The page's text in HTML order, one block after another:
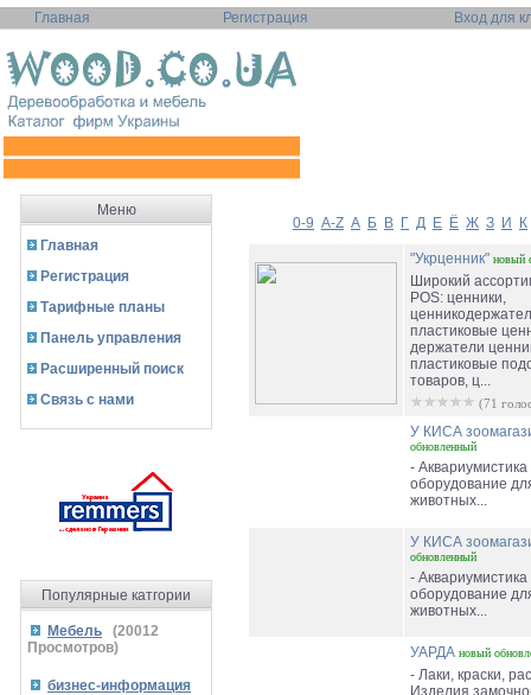
Главная Регистрация Вход для
Меню
Главная
Регистрация
Тарифные планы
Панель управления
Расширенный поиск
Связь с нами
Популярные катгории
Мебель (20012
Просмотров)
бизнес-информация
0-9 A-Z А Б В Г Д Е Ё Ж З И К
"Укрценник" новый
Широкий
POS: ценники,
пластиковые
держатели
пластиковые
товаров, ц...
(71
У КИСА
обновленный
-
оборудование
животных...
У КИСА
обновленный
-
оборудование
животных...
УАРДА новый
- Лаки, краски,
Изделия